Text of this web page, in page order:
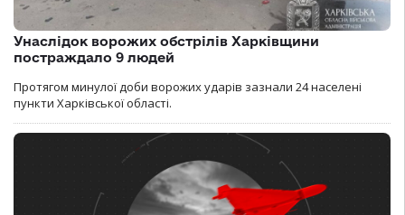
Унаслідок ворожих обстрілів Харківщини
постраждало 9 людей
Протягом минулої доби ворожих ударів зазнали 24 населені
пункти Харківської області.